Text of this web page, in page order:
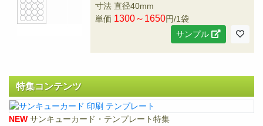
寸法 直径40mm
単価 1300～1650円/1袋
サンプル
特集コンテンツ
NEW サンキューカード・テンプレート特集